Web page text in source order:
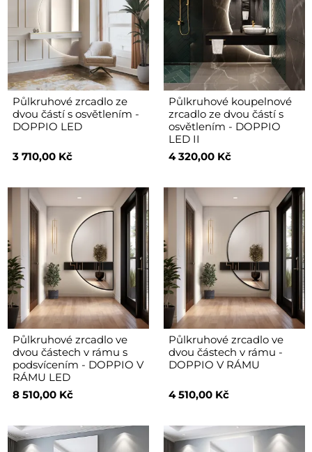
Půlkruhové zrcadlo ze
dvou částí s osvětlením -
DOPPIO LED
3 710,00 Kč
Půlkruhové koupelnové
zrcadlo ze dvou částí s
osvětlením - DOPPIO
LED II
4 320,00 Kč
Půlkruhové zrcadlo ve
dvou částech v rámu s
podsvícením - DOPPIO V
RÁMU LED
8 510,00 Kč
Půlkruhové zrcadlo ve
dvou částech v rámu -
DOPPIO V RÁMU
4 510,00 Kč